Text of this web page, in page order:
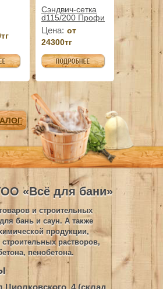
Сэндвич-сетка
d115/200 Профи
Цена: от
24300тг
«Всё для бани»
и строительных
бань и саун. А также
продукции,
растворов,
пенобетона.